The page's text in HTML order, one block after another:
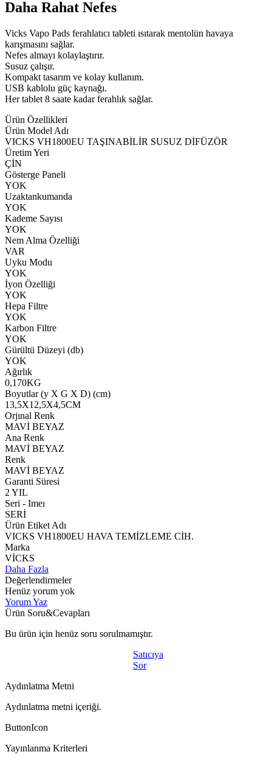
Daha Rahat Nefes
Vicks Vapo Pads ferahlatıcı tableti ısıtarak mentolün havaya
karışmasını sağlar.
Nefes almayı kolaylaştırır.
Susuz çalışır.
Kompakt tasarım ve kolay kullanım.
USB kablolu güç kaynağı.
Her tablet 8 saate kadar ferahlık sağlar.
Ürün Özellikleri
Ürün Model Adı
VICKS VH1800EU TAŞINABİLİR SUSUZ DİFÜZÖR
Üretim Yeri
ÇİN
Gösterge Paneli
YOK
Uzaktankumanda
YOK
Kademe Sayısı
YOK
Nem Alma Özelliği
VAR
Uyku Modu
YOK
İyon Özelliği
YOK
Hepa Filtre
YOK
Karbon Filtre
YOK
Gürültü Düzeyi (db)
YOK
Ağırlık
0,170KG
Boyutlar (y X G X D) (cm)
13,5X12,5X4,5CM
Orjınal Renk
MAVİ BEYAZ
Ana Renk
MAVİ BEYAZ
Renk
MAVİ BEYAZ
Garanti Süresi
2 YIL
Seri - Imeı
SERİ
Ürün Etiket Adı
VICKS VH1800EU HAVA TEMİZLEME CİH.
Marka
VİCKS
Daha Fazla
Değerlendirmeler
Henüz yorum yok
Yorum Yaz
Ürün Soru&Cevapları
Bu ürün için henüz soru sorulmamıştır.
Satıcıya
Sor
Aydınlatma Metni
Aydınlatma metni içeriği.
ButtonIcon
Yayınlanma Kriterleri